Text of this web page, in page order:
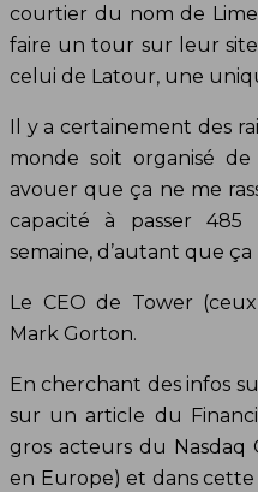
courtier du nom de
faire un tour sur leur
celui de Latour, une
Il y a certainement des
monde soit organisé
avouer que ça ne me
capacité à passer
semaine, d’autant que ça
Le CEO de Tower
Mark Gorton.
En cherchant des infos
sur un article du
gros acteurs du Nasdaq
en Europe) et dans